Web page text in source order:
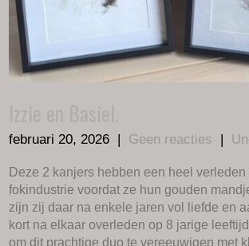
februari 20, 2026 | Geen reacties |
Deze 2 kanjers hebben een heel
fokindustrie voordat ze hun gouden
zijn zij daar na enkele jaren vol liefde en
kort na elkaar overleden op 8 jarige
om dit prachtige duo te vereeuwigen met